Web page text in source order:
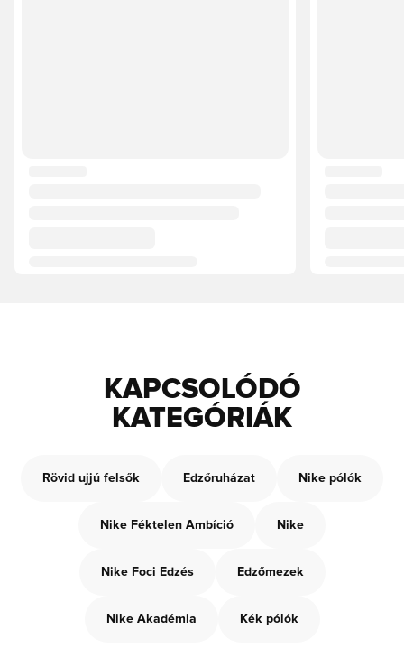
KAPCSOLÓDÓ
KATEGÓRIÁK
Rövid ujjú felsők Edzőruházat Nike pólók
Nike Féktelen Ambíció Nike
Nike Foci Edzés Edzőmezek
Nike Akadémia Kék pólók